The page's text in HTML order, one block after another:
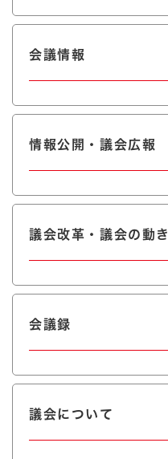
会議情報
情報公開・議会広報
議会改革・議会の動き
会議録
議会について